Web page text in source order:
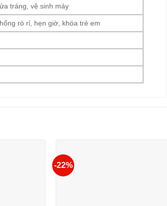
tráng, vệ sinh máy
rò rỉ, hẹn giờ, khóa trẻ em
-22%